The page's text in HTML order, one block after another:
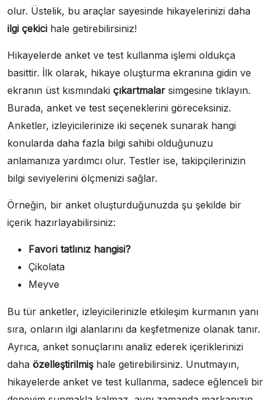
olur. Üstelik, bu araçlar sayesinde hikayelerinizi daha
ilgi çekici hale getirebilirsiniz!
Hikayelerde anket ve test kullanma işlemi oldukça
basittir. İlk olarak, hikaye oluşturma ekranına gidin ve
ekranın üst kısmındaki çıkartmalar simgesine tıklayın.
Burada, anket ve test seçeneklerini göreceksiniz.
Anketler, izleyicilerinize iki seçenek sunarak hangi
konularda daha fazla bilgi sahibi olduğunuzu
anlamanıza yardımcı olur. Testler ise, takipçilerinizin
bilgi seviyelerini ölçmenizi sağlar.
Örneğin, bir anket oluşturduğunuzda şu şekilde bir
içerik hazırlayabilirsiniz:
Favori tatlınız hangisi?
Çikolata
Meyve
Bu tür anketler, izleyicilerinizle etkileşim kurmanın yanı
sıra, onların ilgi alanlarını da keşfetmenize olanak tanır.
Ayrıca, anket sonuçlarını analiz ederek içeriklerinizi
daha özelleştirilmişhale getirebilirsiniz. Unutmayın,
hikayelerde anket ve test kullanma, sadece eğlenceli bir